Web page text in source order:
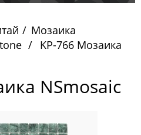
Мозаика
KP-766 Мозаика
NSmosaic